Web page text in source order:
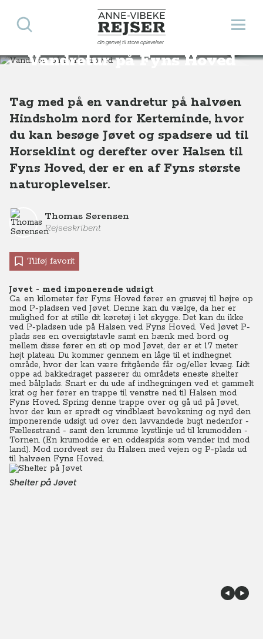
Anne-Vibeke Rejser
din genvej til store oplevelser
Åbn
Søg
Vandretur på Fyns Hoved
Destinationer Europa Danmark Vandretur på Fyns Hoved
Tag med på en vandretur på halvøen
Hindsholm nord for Kerteminde, hvor
du kan besøge Jøvet og spadsere ud til
Horseklint og derefter over Halsen til
Fyns Hoved, der er en af Fyns største
naturoplevelser.
Thomas Sørensen
Rejseskribent
Tilføj favorit
Jøvet - med imponerende udsigt
Ca. en kilometer før Fyns Hoved fører en grusvej til højre op
mod P-pladsen ved Jøvet. Denne kan du vælge, da her er
mulighed for at stille dit køretøj i let skygge. Det kan du ikke
ved P-pladsen ude på Halsen ved Fyns Hoved. Ved Jøvet P-
plads ses en oversigtstavle samt en bænk med bord og
mellem disse fører en sti op mod Jøvet, der er et 17 meter
højt plateau. Du kommer gennem en låge til et indhegnet
område, hvor der kan være fritgående får og/eller kvæg. Lidt
oppe ad bakkedraget passerer du områdets eneste shelter
med bålplads. Snart er du ude af indhegningen ved et gammelt
krat og her fører en trappe til venstre ned til Halsen mod
Fyns Hoved. Spring denne trappe over og gå ud på Jøvet,
hvor der kun er spredt og vindblæst bevoksning og nyd den
imponerende udsigt ud over den lavvandede bugt nedenfor -
Fællesstrand - samt den krumme kystlinje ud til krumodden -
Tornen. (En krumodde er en oddespids som vender ind mod
land). Mod nordvest ser du Halsen med vejen og P-plads ud
til halvøen Fyns Hoved.
Shelter på Jøvet